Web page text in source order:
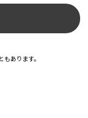
あります。